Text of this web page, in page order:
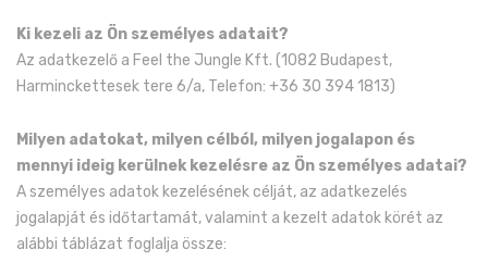
Ki kezeli az Ön személyes adatait?
Az adatkezelő a Feel the Jungle Kft. (1082 Budapest,
Harminckettesek tere 6/a, Telefon: +36 30 394 1813)
Milyen adatokat, milyen célból, milyen jogalapon és
mennyi ideig kerülnek kezelésre az Ön személyes adatai?
A személyes adatok kezelésének célját, az adatkezelés
jogalapját és időtartamát, valamint a kezelt adatok körét az
alábbi táblázat foglalja össze: